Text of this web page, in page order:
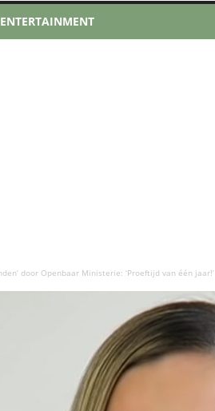
ENTERTAINMENT
door Openbaar Ministerie: ‘Proeftijd van één jaar!’